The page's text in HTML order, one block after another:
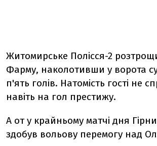
Житомирське Полісся-2
Фарму, наколотивши у ворота
п'ять голів. Натомість гості не
навіть на гол престижу.
А от у крайньому матчі дня
здобув вольову перемогу над